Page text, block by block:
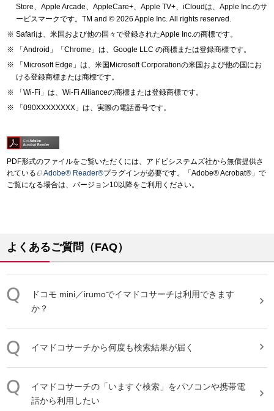
Store、Apple Arcade、AppleCare+、Apple TV+、iCloudは、Apple Inc.のサ
ービスマークです。TM and © 2026 Apple Inc. All rights reserved.
Safariは、米国および他の国々で登録されたApple Inc.の商標です。
「Android」「Chrome」は、Google LLC の商標または登録商標です。
「Microsoft Edge」は、米国Microsoft Corporationの米国および他の国にお
ける登録商標または商標です。
「Wi-Fi」は、Wi-Fi Allianceの商標または登録商標です。
「090XXXXXXXX」は、実際の電話番号です。
PDF形式のファイルをご覧いただくには、アドビシステムズ社から無償提供さ
れている
Adobe® Reader®プラグインが必要です。「Adobe® Acrobat®」で
ご覧になる場合は、バージョン10以降をご利用ください。
よくあるご質問（FAQ）
ドコモ mini／irumoでイマドコサーチは利用できます
か？
イマドコサーチから何度も検索結果が届く
イマドコサーチの「いますぐ検索」をパソコンや携帯電
話から利用したい